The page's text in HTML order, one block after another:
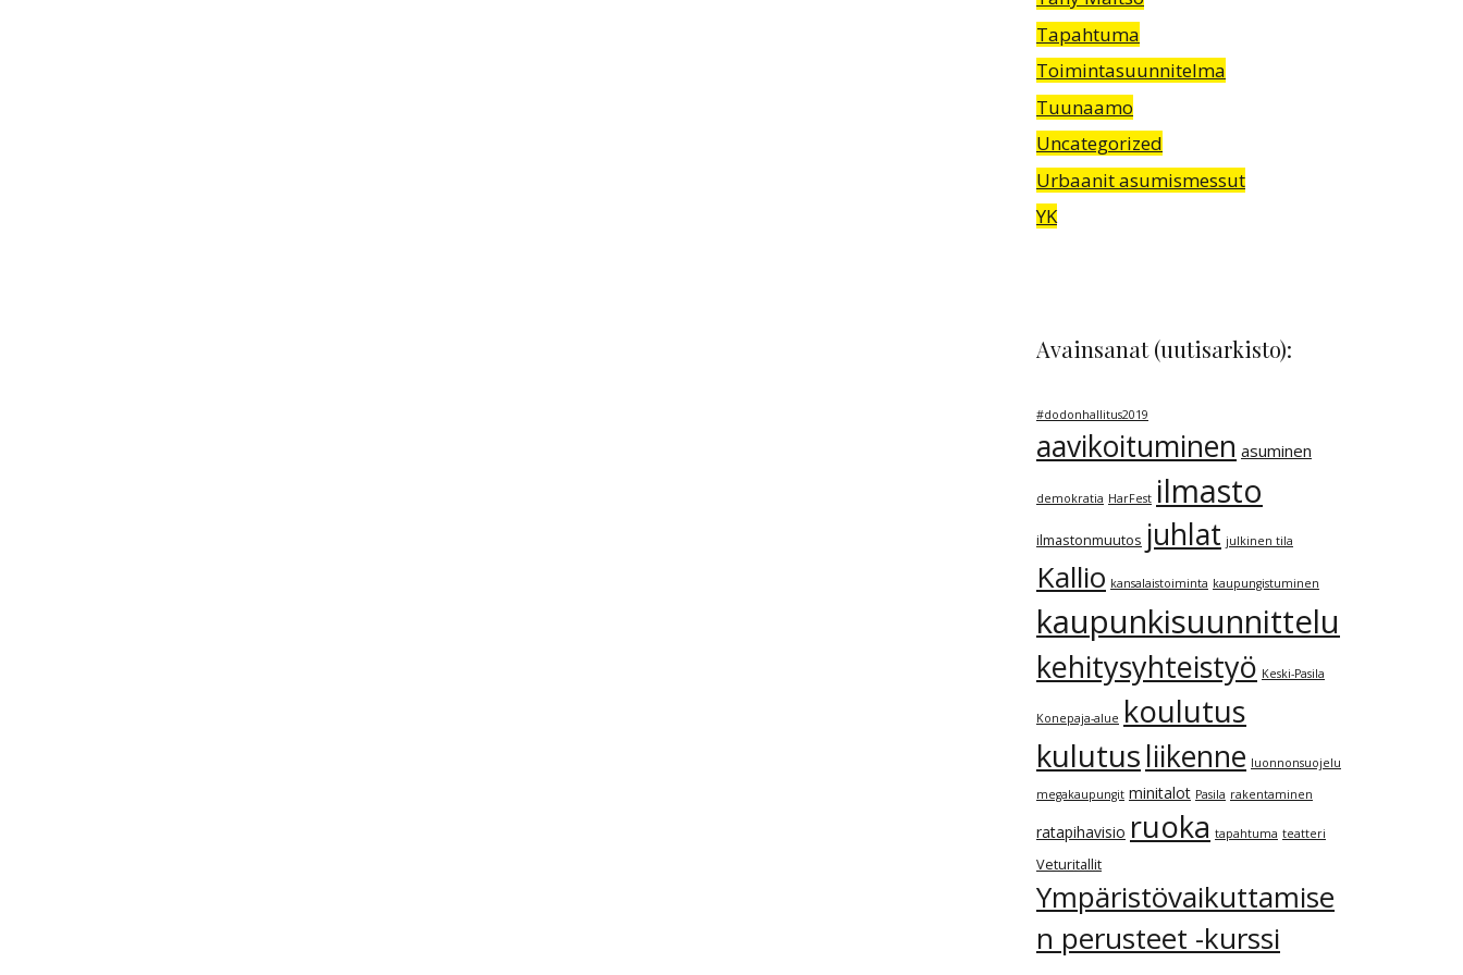
Tapahtuma
Toimintasuunnitelma
Tuunaamo
Uncategorized
Urbaanit asumismessut
YK
Avainsanat (uutisarkisto):
#dodonhallitus2019
aavikoituminen asuminen
demokratia HarFest ilmasto
ilmastonmuutos juhlat julkinen tila
Kallio kansalaistoiminta kaupungistuminen
kaupunkisuunnittelu
kehitysyhteistyö Keski-Pasila
Konepaja-alue koulutus
kulutusliikenne luonnonsuojelu
megakaupungit minitalot Pasila rakentaminen
ratapihavisio ruoka tapahtuma teatteri
Veturitallit
Ympäristövaikuttamise
n perusteet -kurssi